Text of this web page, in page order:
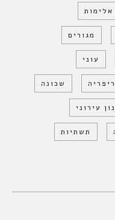
אלימות
מגורים
עוני
שכונה
עירוני
תשתיות